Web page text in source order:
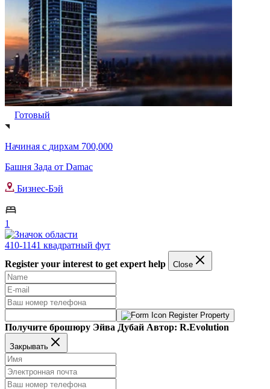
Готовый
Начиная с дирхам 700,000
Башня Зада от Damac
Бизнес-Бэй
1
410-1141 квадратный фут
Register your interest to get expert help
Close
Register Property
Получите брошюру Эйва Дубай Автор: R.Evolution
Закрывать